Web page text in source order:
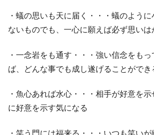
・蟻の思いも天に届く・・・蟻のように
ないものでも、一心に願えば必ず思いは
・一念岩をも通す・・・強い信念をも
ば、どんな事でも成し遂げることができ
・魚心あれば水心・・・相手が好意を
に好意を示す気になる
・笑う門には福来る・・・いつも笑い